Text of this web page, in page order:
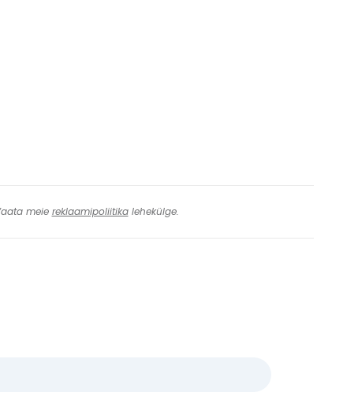
meie reklaamipoliitikalehekülge.